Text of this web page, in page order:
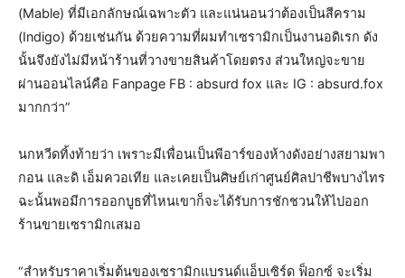
(Mable) ที่มีเอกลักษณ์เฉพาะตัว และแน่นอนว่าต้องเป็นสีคราม
(Indigo) ด้วยเช่นกัน ด้วยความที่ผมทำเซรามิกเป็นงานอดิเรก ดัง
นั้นจึงยังไม่มีหน้าร้านที่วางขายสินค้าโดยตรง ส่วนใหญ่จะขาย
ผ่านออนไลน์คือ Fanpage FB : absurd fox และ IG : absurd.fox
มากกว่า”
นกหวีดทิ้งท้ายว่า เพราะมีเพื่อนเป็นพีอาร์ของห้างดังอย่างสยามพา
กอน และดิ เอ็มควอเทีย และเคยเป็นศิษย์เก่าศูนย์ศิลปาชีพบางไทร
ฉะนั้นพอมีการออกบูธที่ไหนเขาก็จะได้รับการชักชวนให้ไปออก
ร้านขายเซรามิกเสมอ
“สำหรับราคาเริ่มต้นของเซรามิกแบรนด์แอ็บเซิร์ด ฟ็อกซ์ จะเริ่ม